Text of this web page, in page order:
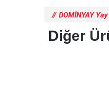
DOMİNYAY
Diğer